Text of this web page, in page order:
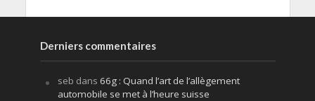
Derniers commentaires
seb dans 66g : Quand l’art de l’allègement
automobile se met à l’heure suisse